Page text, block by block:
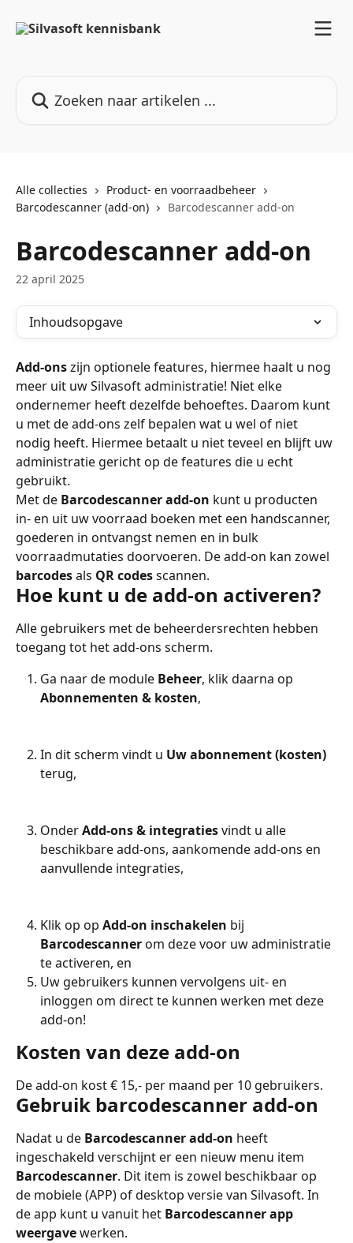
Alle collecties
Product- en voorraadbeheer
Barcodescanner (add-on)
Barcodescanner add-on
Barcodescanner add-on
22 april 2025
Inhoudsopgave
Add-ons zijn optionele features, hiermee haalt u nog
meer uit uw Silvasoft administratie! Niet elke
ondernemer heeft dezelfde behoeftes. Daarom kunt
u met de add-ons zelf bepalen wat u wel of niet
nodig heeft. Hiermee betaalt u niet teveel en blijft uw
administratie gericht op de features die u echt
gebruikt.
Met de Barcodescanner add-on kunt u producten
in- en uit uw voorraad boeken met een handscanner,
goederen in ontvangst nemen en in bulk
voorraadmutaties doorvoeren. De add-on kan zowel
barcodes als QR codes scannen.
Hoe kunt u de add-on activeren?
Alle gebruikers met de beheerdersrechten hebben
toegang tot het add-ons scherm.
Ga naar de module Beheer, klik daarna op
Abonnementen & kosten,
In dit scherm vindt u Uw abonnement (kosten)
terug,
Onder Add-ons & integraties vindt u alle
beschikbare add-ons, aankomende add-ons en
aanvullende integraties,
Klik op op Add-on inschakelen bij
Barcodescanner om deze voor uw administratie
te activeren, en
Uw gebruikers kunnen vervolgens uit- en
inloggen om direct te kunnen werken met deze
add-on!
Kosten van deze add-on
De add-on kost € 15,- per maand per 10 gebruikers.
Gebruik barcodescanner add-on
Nadat u de Barcodescanner add-on heeft
ingeschakeld verschijnt er een nieuw menu item
Barcodescanner. Dit item is zowel beschikbaar op
de mobiele (APP) of desktop versie van Silvasoft. In
de app kunt u vanuit het Barcodescanner app
weergave werken.